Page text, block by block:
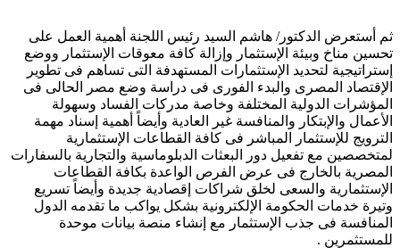
ثم أستعرض الدكتور/ هاشم السيد رئيس اللجنة أهمية العمل على
تحسين مناخ وبيئة الإستثمار وإزالة كافة معوقات الإستثمار ووضع
إستراتيجية لتحديد الإستثمارات المستهدفة التى تساهم فى تطوير
الإقتصاد المصرى والبدء الفورى فى دراسة وضع مصر الحالى فى
المؤشرات الدولية المختلفة وخاصة مدركات الفساد وسهولة
الأعمال والإبتكار والمنافسة غير العادية وأيضاً أهمية إسناد مهمة
الترويج للإستثمار المباشر فى كافة القطاعات الإستثمارية
لمتخصصين مع تفعيل دور البعثات الدبلوماسية والتجارية بالسفارات
المصرية بالخارج فى عرض الفرص الواعدة بكافة القطاعات
الإستثمارية والسعى لخلق شراكات إقصادية جديدة وأيضاً تسريع
وتيرة خدمات الحكومة الإلكترونية بشكل يواكب ما تقدمه الدول
المنافسة فى جذب الإستثمار مع إنشاء منصة بيانات موحدة
للمستثمرين .